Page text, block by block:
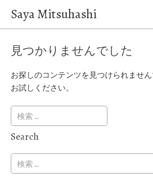
Saya Mitsuhashi
見つかりませんでした
お探しのコンテンツを見つけられませ
お試しください。
Search